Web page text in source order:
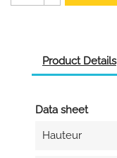
Product Details
Data sheet
Hauteur